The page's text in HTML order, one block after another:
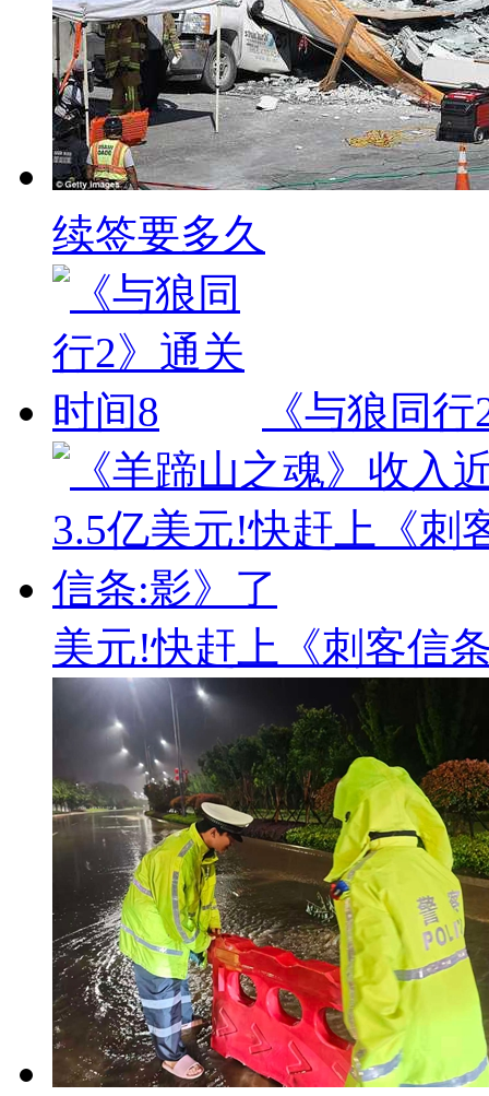
续签要多久
《与狼同
美元!快赶上《刺客信